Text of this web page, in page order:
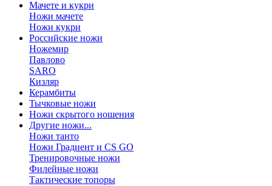
Мачете и кукри
Ножи мачете
Ножи кукри
Российские ножи
Ножемир
Павлово
SARO
Кизляр
Керамбиты
Тычковые ножи
Ножи скрытого ношения
Другие ножи...
Ножи танто
Ножи Градиент и CS GO
Тренировочные ножи
Филейные ножи
Тактические топоры